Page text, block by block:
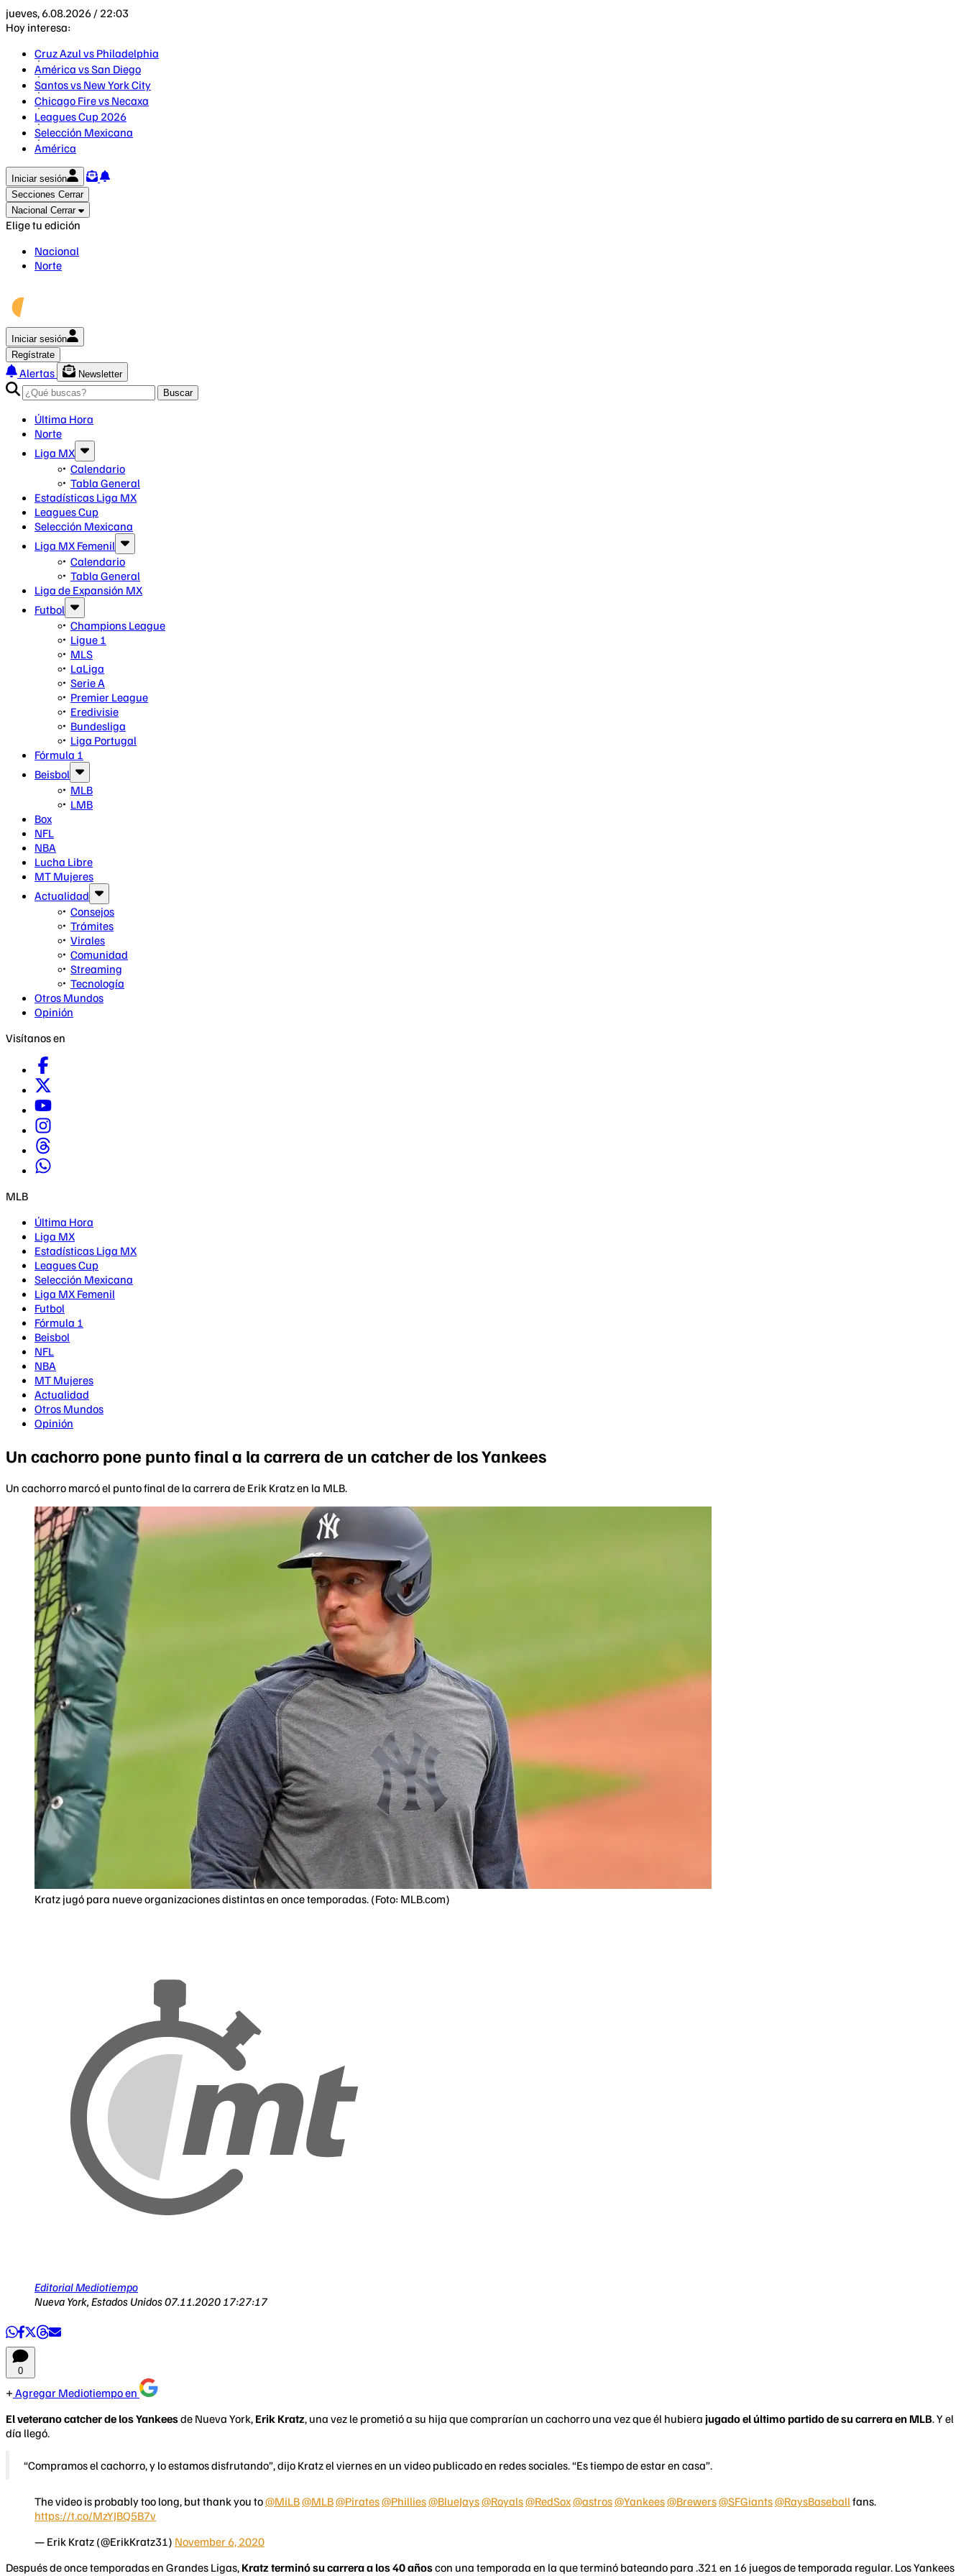
jueves, 6.08.2026 / 22:03
Hoy interesa:
Cruz Azul vs Philadelphia
América vs San Diego
Santos vs New York City
Chicago Fire vs Necaxa
Leagues Cup 2026
Selección Mexicana
América
Iniciar sesión
Secciones Cerrar
Nacional Cerrar
Elige tu edición
Nacional
Norte
Iniciar sesión
Regístrate
Alertas
Newsletter
Buscar
Última Hora
Norte
Liga MX
Calendario
Tabla General
Estadísticas Liga MX
Leagues Cup
Selección Mexicana
Liga MX Femenil
Calendario
Tabla General
Liga de Expansión MX
Futbol
Champions League
Ligue 1
MLS
LaLiga
Serie A
Premier League
Eredivisie
Bundesliga
Liga Portugal
Fórmula 1
Beisbol
MLB
LMB
Box
NFL
NBA
Lucha Libre
MT Mujeres
Actualidad
Consejos
Trámites
Virales
Comunidad
Streaming
Tecnología
Otros Mundos
Opinión
Visítanos en
MLB
Última Hora
Liga MX
Estadísticas Liga MX
Leagues Cup
Selección Mexicana
Liga MX Femenil
Futbol
Fórmula 1
Beisbol
NFL
NBA
MT Mujeres
Actualidad
Otros Mundos
Opinión
Un cachorro pone punto final a la carrera de un catcher de los Yankees
Un cachorro marcó el punto final de la carrera de Erik Kratz en la MLB.
Kratz jugó para nueve organizaciones distintas en once temporadas. (Foto: MLB.com)
Editorial Mediotiempo
Nueva York, Estados Unidos07.11.2020 17:27:17
0
Agregar Mediotiempo en
El veterano catcher de los Yankeesde Nueva York, Erik Kratz, una vez le prometió a su hija que comprarían un cachorro una vez que él hubiera jugado el último partido de su carrera en MLB. Y el
día llegó.
“Compramos el cachorro, y lo estamos disfrutando”, dijo Kratz el viernes en un video publicado en redes sociales. “Es tiempo de estar en casa”.
The video is probably too long, but thank you to ⁦@MiLB@MLB@Pirates@Phillies@BlueJays@Royals@RedSox@astros@Yankees@Brewers@SFGiants@RaysBaseball ⁩ fans.
https://t.co/MzYJBQ5B7v
— Erik Kratz (@ErikKratz31) November 6, 2020
Después de once temporadas en Grandes Ligas, Kratz terminó su carrera a los 40 añoscon una temporada en la que terminó bateando para .321 en 16 juegos de temporada regular. Los Yankees